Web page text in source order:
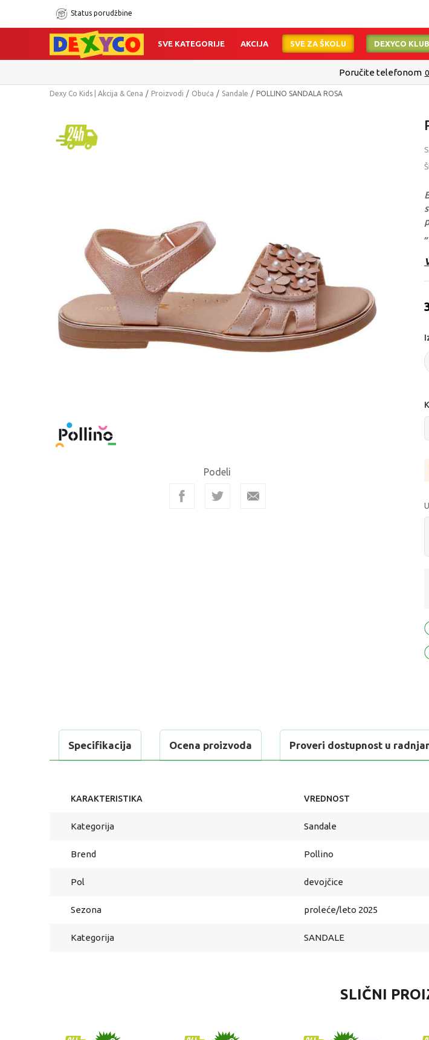
Status porudžbine
SVE KATEGORIJE AKCIJA SVE ZA ŠKOLU DEXYCO KLUB
Poručite telefonom
Dexy Co Kids | Akcija & Cena Proizvodi Obuća Sandale POLLINO SANDALA ROSA
Podeli
Specifikacija Ocena proizvoda Proveri dostupnost u
KARAKTERISTIKA VREDNOST
Kategorija Sandale
Brend Pollino
Pol devojčice
Sezona proleće/leto 2025
Kategorija SANDALE
SLIČNI